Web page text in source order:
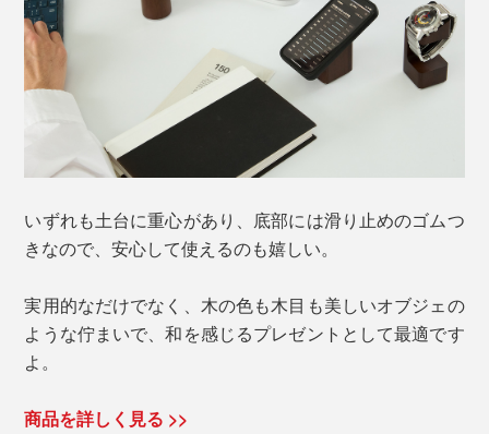
いずれも土台に重心があり、底部には滑り止めのゴムつ
きなので、安心して使えるのも嬉しい。
実用的なだけでなく、木の色も木目も美しいオブジェの
ような佇まいで、和を感じるプレゼントとして最適です
よ。
商品を詳しく見る >>